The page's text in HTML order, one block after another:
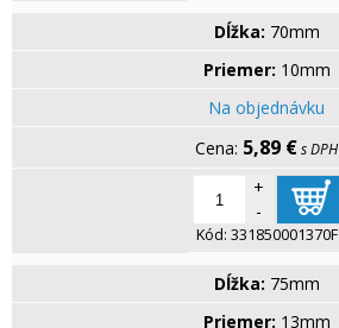
Dĺžka: 70mm
Priemer: 10mm
Na objednávku
5,89 €s DPH
+
-
Kód: 331850001370F
Dĺžka: 75mm
Priemer: 13mm